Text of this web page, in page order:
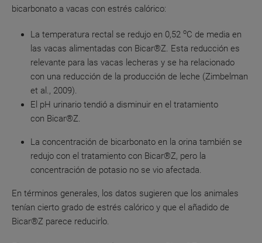
bicarbonato a vacas con estrés calórico:
La temperatura rectal se redujo en 0,52 oC de media en
las vacas alimentadas con Bicar®Z. Esta reducción es
relevante para las vacas lecheras y se ha relacionado
con una reducción de la producción de leche (Zimbelman
et al., 2009).
El pH urinario tendió a disminuir en el tratamiento
con Bicar®Z.
La concentración de bicarbonato en la orina también se
redujo con el tratamiento con Bicar®Z, pero la
concentración de potasio no se vio afectada.
En términos generales, los datos sugieren que los animales
tenían cierto grado de estrés calórico y que el añadido de
Bicar®Z parece reducirlo.